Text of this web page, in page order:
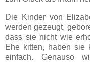
Die Kinder von
werden gezeugt,
dass sie nicht wie
Ehe kitten, haben
einfach. Genauso